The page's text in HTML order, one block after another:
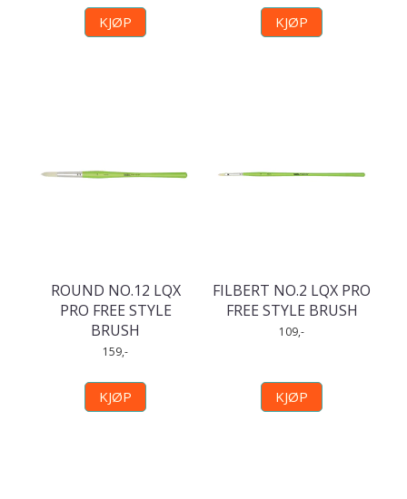
KJØP KJØP
ROUND NO.12 LQX
PRO FREE STYLE
BRUSH
159,-
KJØP
FILBERT NO.2 LQX PRO
FREE STYLE BRUSH
109,-
KJØP